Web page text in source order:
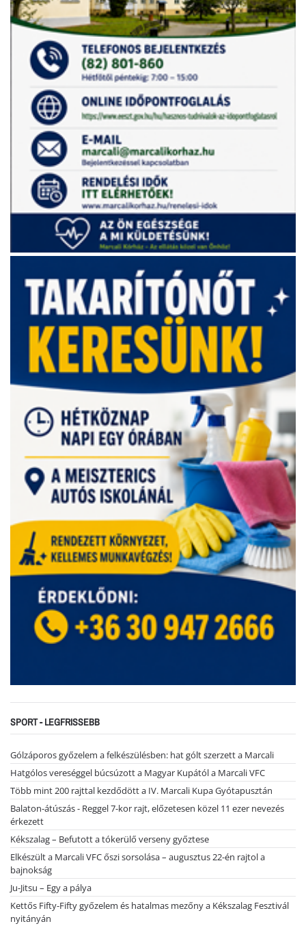
SPORT - LEGFRISSEBB
Gólzáporos győzelem a felkészülésben: hat gólt szerzett a Marcali
Hatgólos vereséggel búcsúzott a Magyar Kupától a Marcali VFC
Több mint 200 rajttal kezdődött a IV. Marcali Kupa Gyótapusztán
Balaton-átúszás - Reggel 7-kor rajt, előzetesen közel 11 ezer nevezés
érkezett
Kékszalag – Befutott a tókerülő verseny győztese
Elkészült a Marcali VFC őszi sorsolása – augusztus 22-én rajtol a
bajnokság
Ju-Jitsu – Egy a pálya
Kettős Fifty-Fifty győzelem és hatalmas mezőny a Kékszalag Fesztivál
nyitányán